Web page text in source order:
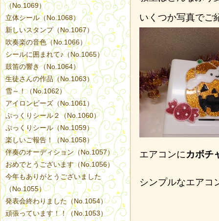
いくつか写真でご
エアコンにカボチ
シンプルなエアコ
（No.1069）
立体シール（No.1068）
新しいスタンプ（No.1067）
吹奏楽の音色（No.1066）
シールに囲まれて♪（No.1065）
鼓笛の響き（No.1064）
生徒さんの作品（No.1063）
雪～！（No.1062）
アイロンビーズ（No.1061）
ぷっくりシール２（No.1060）
ぷっくりシール（No.1059）
楽しいご報告！（No.1058）
伴奏のオーディション（No.1057）
おめでとうございます（No.1056）
今年もありがとうございました
（No.1055）
発表会終わりました（No.1054）
頑張っています！！（No.1053）